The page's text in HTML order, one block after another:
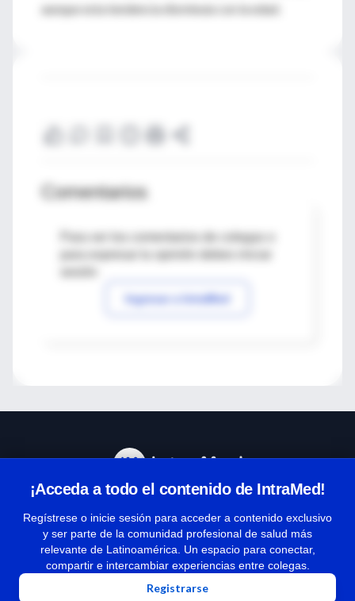
aunque esta tendencia disminuía con la edad.
Comentarios
Para ver los comentarios de colegas o
Ingresar a IntraMed
¡Acceda a todo el contenido de IntraMed!
Regístrese o inicie sesión para acceder a contenido exclusivo
y ser parte de la comunidad profesional de salud más
relevante de Latinoamérica. Un espacio para conectar,
compartir e intercambiar experiencias entre colegas.
Registrarse
Términos y condiciones
| Políticas de privacidad
| Todos los derechos reservados | Copyright 1997-2026